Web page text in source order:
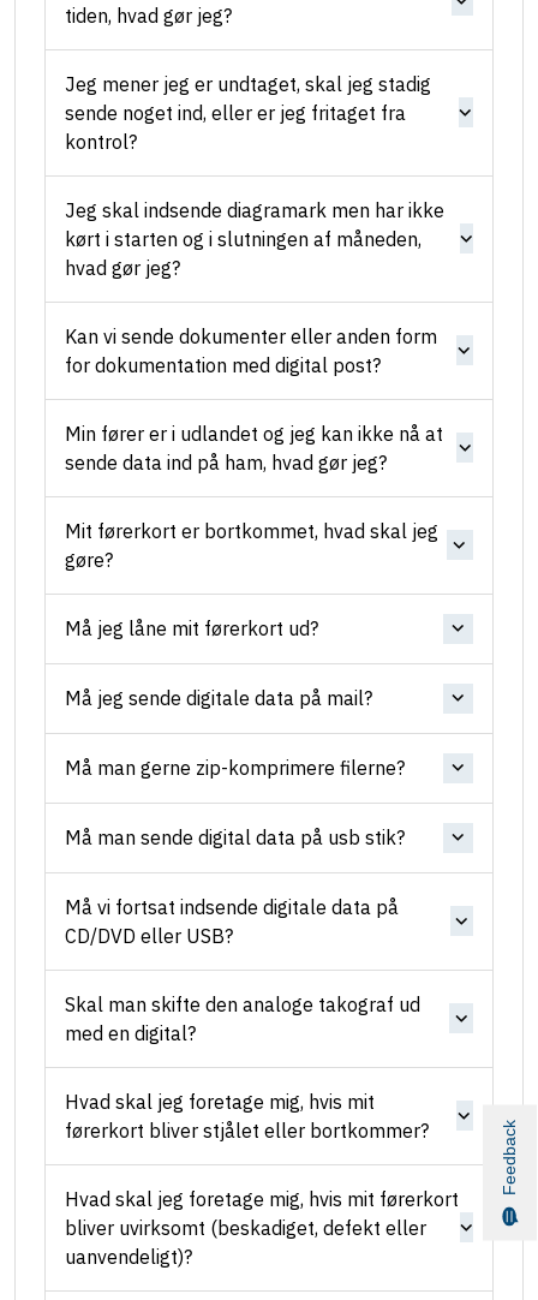
tiden, hvad gør jeg?
Jeg mener jeg er undtaget, skal jeg stadig
sende noget ind, eller er jeg fritaget fra
kontrol?
Jeg skal indsende diagramark men har ikke
kørt i starten og i slutningen af måneden,
hvad gør jeg?
Kan vi sende dokumenter eller anden form
for dokumentation med digital post?
Min fører er i udlandet og jeg kan ikke nå at
sende data ind på ham, hvad gør jeg?
Mit førerkort er bortkommet, hvad skal jeg
gøre?
Må jeg låne mit førerkort ud?
Må jeg sende digitale data på mail?
Må man gerne zip-komprimere filerne?
Må man sende digital data på usb stik?
Må vi fortsat indsende digitale data på
CD/DVD eller USB?
Skal man skifte den analoge takograf ud
med en digital?
Hvad skal jeg foretage mig, hvis mit
førerkort bliver stjålet eller bortkommer?
Hvad skal jeg foretage mig, hvis mit førerkort
bliver uvirksomt (beskadiget, defekt eller
uanvendeligt)?
Feedback